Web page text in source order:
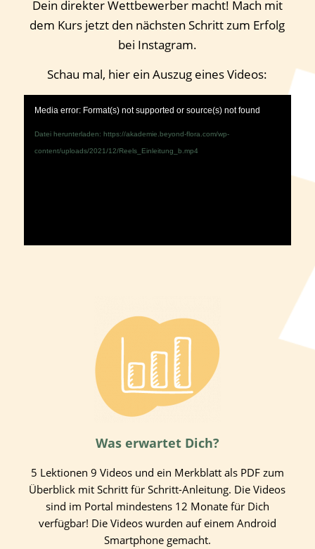
Dein direkter Wettbewerber macht! Mach mit
dem Kurs jetzt den nächsten Schritt zum Erfolg
bei Instagram.
Schau mal, hier ein Auszug eines Videos:
Media error: Format(s) not supported or source(s) not found
Datei herunterladen: https://akademie.beyond-flora.com/wp-
content/uploads/2021/12/Reels_Einleitung_b.mp4
Was erwartet Dich?
5 Lektionen 9 Videos und ein Merkblatt als PDF zum
Überblick mit Schritt für Schritt-Anleitung. Die Videos
sind im Portal mindestens 12 Monate für Dich
verfügbar! Die Videos wurden auf einem Android
Smartphone gemacht.